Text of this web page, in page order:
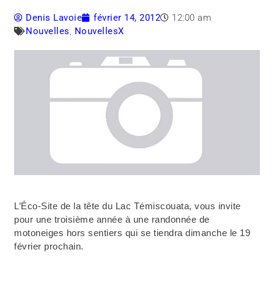
Denis Lavoie février 14, 2012
12:00 am
Nouvelles, NouvellesX
L’Éco-Site de la tête du Lac Témiscouata, vous invite
pour une troisième année à une randonnée de
motoneiges hors sentiers qui se tiendra dimanche le 19
février prochain.